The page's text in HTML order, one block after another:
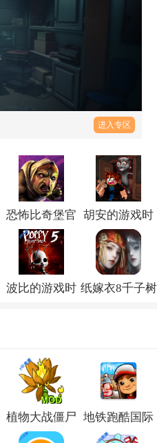
进入专区
恐怖比奇堡官
方版v1.0.0
胡安的游戏时
间游戏最新版
v1.0.58
波比的游戏时
Playtime
Chapter
5)v0.4.7
纸嫁衣8千子树
植物大战僵尸 地铁跑酷国际